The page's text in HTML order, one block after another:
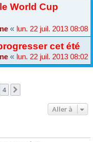
World Cup
« lun. 22 juil. 2013 08:08
cet été
« lun. 22 juil. 2013 08:02
4
Aller à